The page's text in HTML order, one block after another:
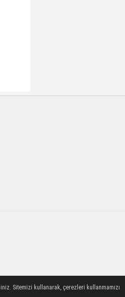
Sitemizi kullanarak, çerezleri kullanmamızı